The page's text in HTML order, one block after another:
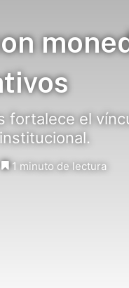
fortalece el
1 minuto de lectura